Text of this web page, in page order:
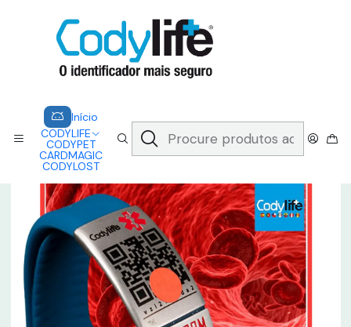
Início
CODYLIFE
CODYPET
CARDMAGIC
CODYLOST
A CODYLIFE PERMITE AOS SOCORRISTAS ACEDER
INSTANTANEAMENTE AOS SEUS DADOS ATRAVÉS DE UM QR CODE
Saber mais